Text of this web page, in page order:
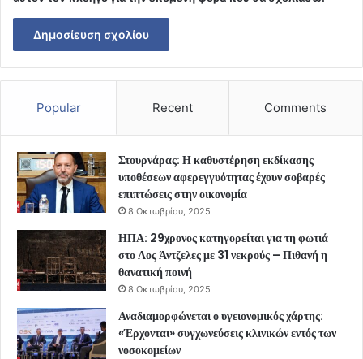
Popular Recent Comments
Στουρνάρας: Η καθυστέρηση εκδίκασης
υποθέσεων αφερεγγυότητας έχουν σοβαρές
επιπτώσεις στην οικονομία
8 Οκτωβρίου, 2025
ΗΠΑ: 29χρονος κατηγορείται για τη φωτιά
στο Λος Άντζελες με 31 νεκρούς – Πιθανή η
θανατική ποινή
8 Οκτωβρίου, 2025
Αναδιαμορφώνεται ο υγειονομικός χάρτης:
«Έρχονται» συγχωνεύσεις κλινικών εντός των
νοσοκομείων